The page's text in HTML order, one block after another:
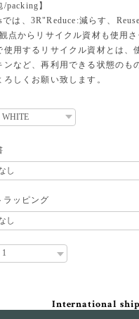
/packing】
では、3R"Reduce:減らす、
点からリサイクル資材も使用さ
使用するリサイクル資材とは、
ンなど、再利用できる状態のも
ろしくお願い致します。
ラッピング
International